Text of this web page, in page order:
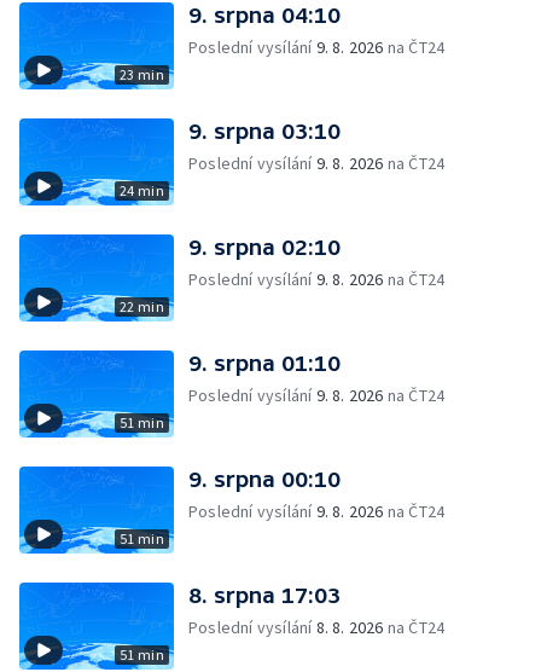
23 min
9. srpna 04:10
Poslední vysílání9. 8. 2026 na ČT24
24 min
9. srpna 03:10
Poslední vysílání9. 8. 2026 na ČT24
22 min
9. srpna 02:10
Poslední vysílání9. 8. 2026 na ČT24
51 min
9. srpna 01:10
Poslední vysílání9. 8. 2026 na ČT24
51 min
9. srpna 00:10
Poslední vysílání9. 8. 2026 na ČT24
51 min
8. srpna 17:03
Poslední vysílání8. 8. 2026 na ČT24